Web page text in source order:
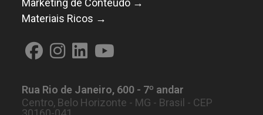
Marketing de Conteúdo →
Materiais Ricos →
uma
nova
uma
nova
uma
nova
uma
nova
Rua Rio de Janeiro, 600 - 7º andar
Centro, Belo Horizonte - MG - Brasil - CEP